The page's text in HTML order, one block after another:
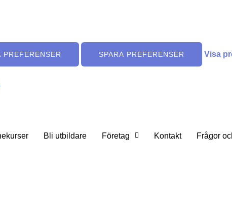
PREFERENSER SPARA PREFERENSER Visa
Bli utbildare Företag Kontakt Frågor